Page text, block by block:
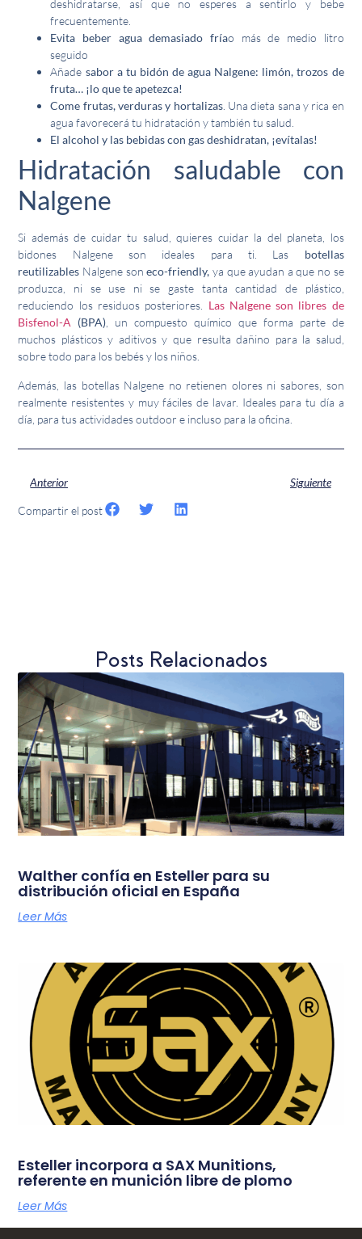
deshidratarse, así que no esperes a sentirlo y bebe
frecuentemente.
Evita beber agua demasiado fríao más de medio litro
seguido
Añade sabor a tu bidón de agua Nalgene: limón, trozos de
fruta… ¡lo que te apetezca!
Come frutas, verduras y hortalizas. Una dieta sana y rica en
agua favorecerá tu hidratación y también tu salud.
El alcohol y las bebidas con gas deshidratan, ¡evítalas!
Hidratación saludable con
Nalgene
Si además de cuidar tu salud, quieres cuidar la del planeta, los
bidones Nalgene son ideales para ti. Las botellas
reutilizables Nalgene soneco-friendly, ya que ayudan a que no se
produzca, ni se use ni se gaste tanta cantidad de plástico,
reduciendo los residuos posteriores. Las Nalgene son libres de
Bisfenol-A (BPA) , un compuesto químico que forma parte de
muchos plásticos y aditivos y que resulta dañino para la salud,
sobre todo para los bebés y los niños.
Además, las botellas Nalgene no retienen olores ni sabores, son
realmente resistentes y muy fáciles de lavar. Ideales para tu día a
día, para tus actividades outdoor e incluso para la oficina.
Anterior Siguiente
Compartir el post
Posts Relacionados
Walther confía en Esteller para su
distribución oficial en España
Leer Más
Esteller incorpora a SAX Munitions,
referente en munición libre de plomo
Leer Más